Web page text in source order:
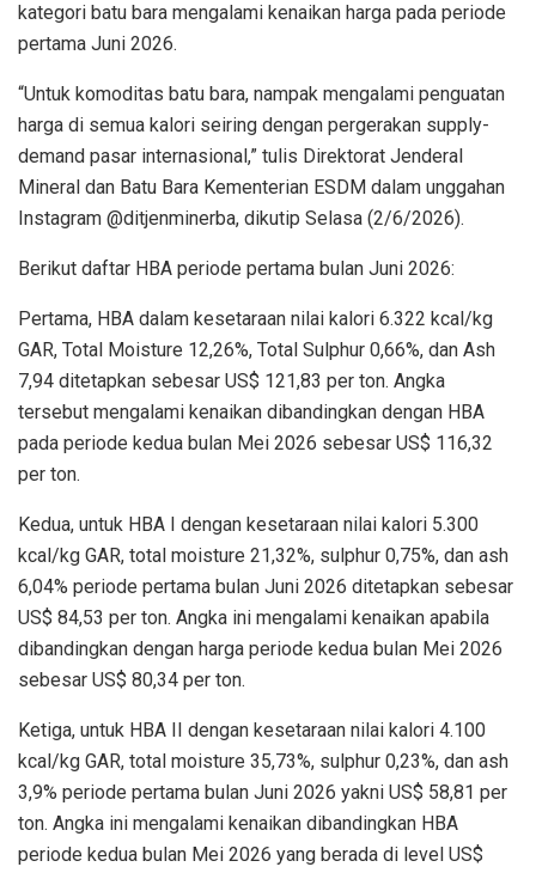
kategori batu bara mengalami kenaikan harga pada periode
pertama Juni 2026.
“Untuk komoditas batu bara, nampak mengalami penguatan
harga di semua kalori seiring dengan pergerakan supply-
demand pasar internasional,” tulis Direktorat Jenderal
Mineral dan Batu Bara Kementerian ESDM dalam unggahan
Instagram @ditjenminerba, dikutip Selasa (2/6/2026).
Berikut daftar HBA periode pertama bulan Juni 2026:
Pertama, HBA dalam kesetaraan nilai kalori 6.322 kcal/kg
GAR, Total Moisture 12,26%, Total Sulphur 0,66%, dan Ash
7,94 ditetapkan sebesar US$ 121,83 per ton. Angka
tersebut mengalami kenaikan dibandingkan dengan HBA
pada periode kedua bulan Mei 2026 sebesar US$ 116,32
per ton.
Kedua, untuk HBA I dengan kesetaraan nilai kalori 5.300
kcal/kg GAR, total moisture 21,32%, sulphur 0,75%, dan ash
6,04% periode pertama bulan Juni 2026 ditetapkan sebesar
US$ 84,53 per ton. Angka ini mengalami kenaikan apabila
dibandingkan dengan harga periode kedua bulan Mei 2026
sebesar US$ 80,34 per ton.
Ketiga, untuk HBA II dengan kesetaraan nilai kalori 4.100
kcal/kg GAR, total moisture 35,73%, sulphur 0,23%, dan ash
3,9% periode pertama bulan Juni 2026 yakni US$ 58,81 per
ton. Angka ini mengalami kenaikan dibandingkan HBA
periode kedua bulan Mei 2026 yang berada di level US$